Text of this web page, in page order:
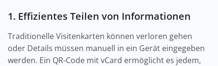
1. Effizientes Teilen von Informationen
Traditionelle Visitenkarten können verloren gehen
oder Details müssen manuell in ein Gerät eingegeben
werden. Ein QR-Code mit vCard ermöglicht es jedem,